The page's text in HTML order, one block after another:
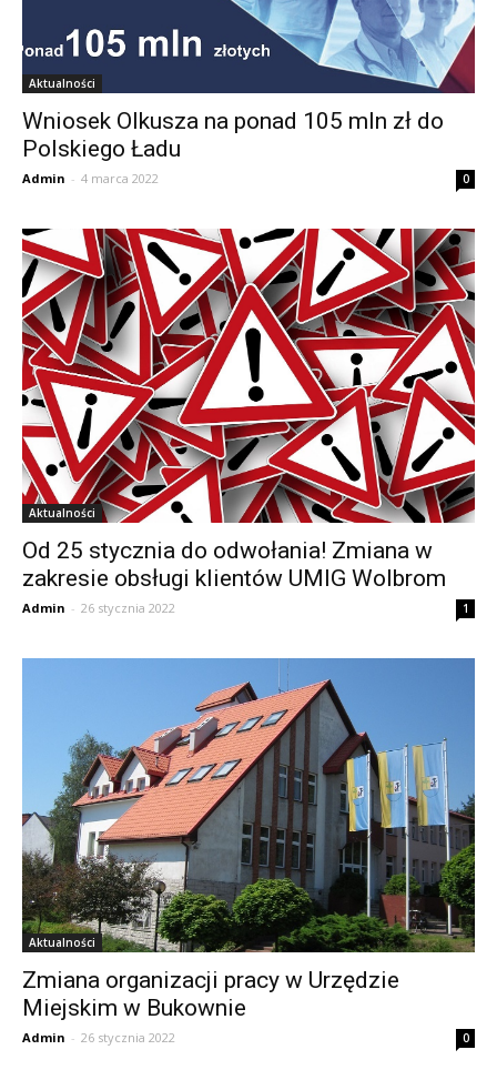
Aktualności
Wniosek Olkusza na ponad 105 mln zł do
Polskiego Ładu
Admin - 4 marca 2022 0
Aktualności
Od 25 stycznia do odwołania! Zmiana w
zakresie obsługi klientów UMIG Wolbrom
Admin - 26 stycznia 2022 1
Aktualności
Zmiana organizacji pracy w Urzędzie
Miejskim w Bukownie
Admin - 26 stycznia 2022 0